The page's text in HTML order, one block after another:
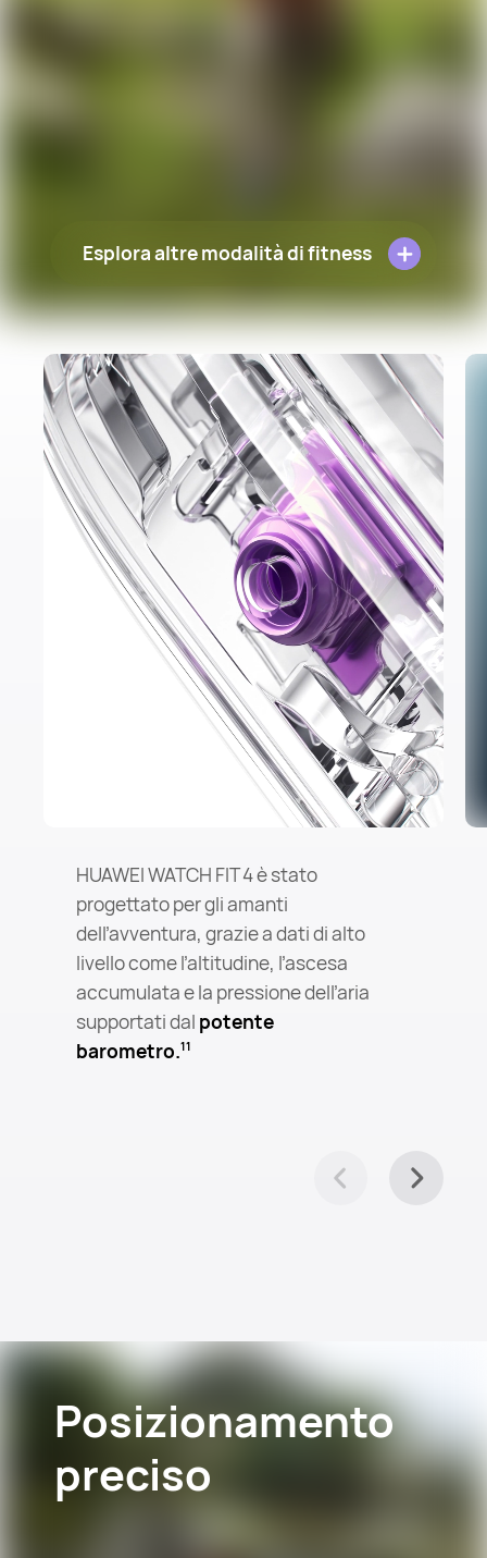
Esplora altre modalità di fitness
HUAWEI WATCH FIT 4 è stato
progettato per gli amanti
dell’avventura, grazie a dati di alto
livello come l’altitudine, l’ascesa
accumulata e la pressione dell’aria
supportati dal potente
barometro.11
Posizionamento
preciso